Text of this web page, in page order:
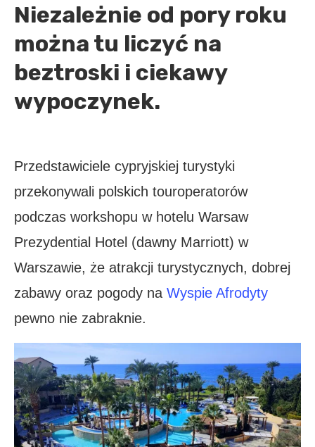
Niezależnie od pory roku
można tu liczyć na
beztroski i ciekawy
wypoczynek.
Przedstawiciele cypryjskiej turystyki
przekonywali polskich touroperatorów
podczas workshopu w hotelu Warsaw
Prezydential Hotel (dawny Marriott) w
Warszawie, że atrakcji turystycznych, dobrej
zabawy oraz pogody na Wyspie Afrodyty
pewno nie zabraknie.